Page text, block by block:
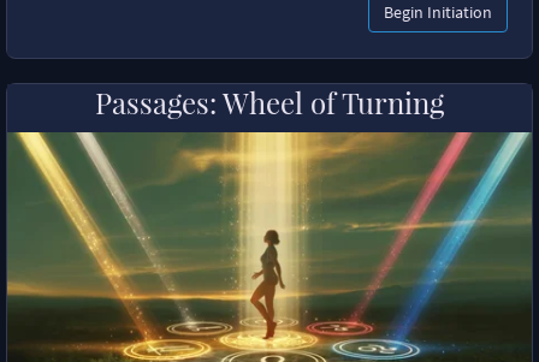
Begin Initiation
Passages: Wheel of Turning